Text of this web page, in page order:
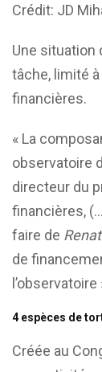
Crédit: JD
Une situation
tâche, limité
financières.
« La
observatoire
directeur du
financières,
faire de
de
4 espèces de
Créée au